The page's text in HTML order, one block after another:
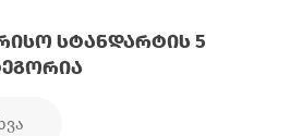
სტანდარტის 5